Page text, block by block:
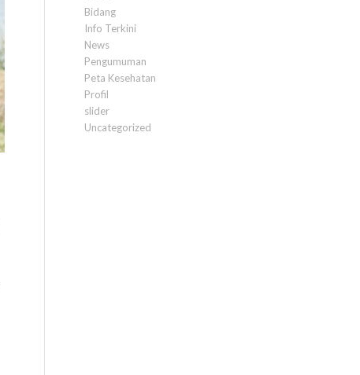
Bidang
Info Terkini
News
Pengumuman
Peta Kesehatan
Profil
slider
Uncategorized